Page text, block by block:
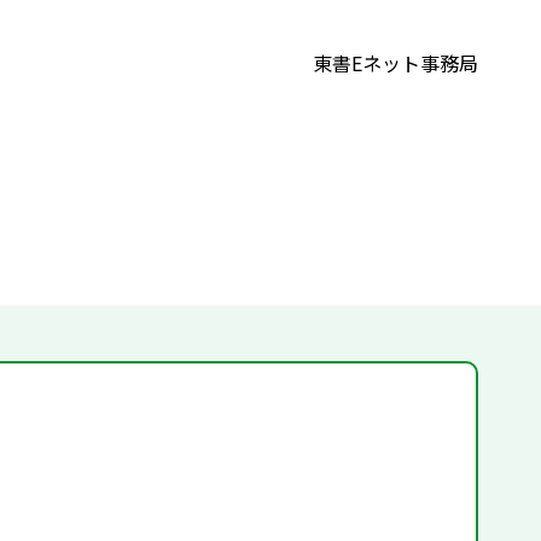
東書Eネット事務局